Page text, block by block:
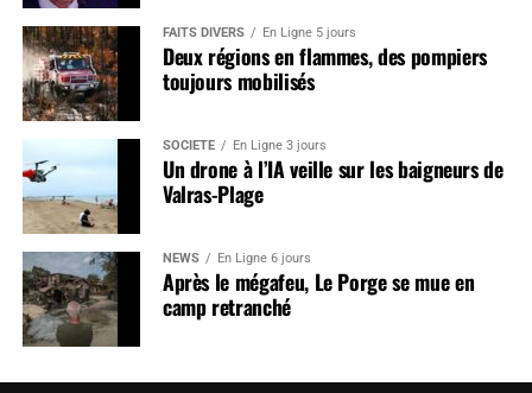
FAITS DIVERS En Ligne 5 jours
Deux régions en flammes, des pompiers
toujours mobilisés
SOCIÉTÉ En Ligne 3 jours
Un drone à l’IA veille sur les baigneurs de
Valras-Plage
NEWS En Ligne 6 jours
Après le mégafeu, Le Porge se mue en
camp retranché